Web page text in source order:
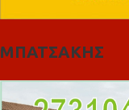
ΜΠΑΤΣΑΚΗΣ